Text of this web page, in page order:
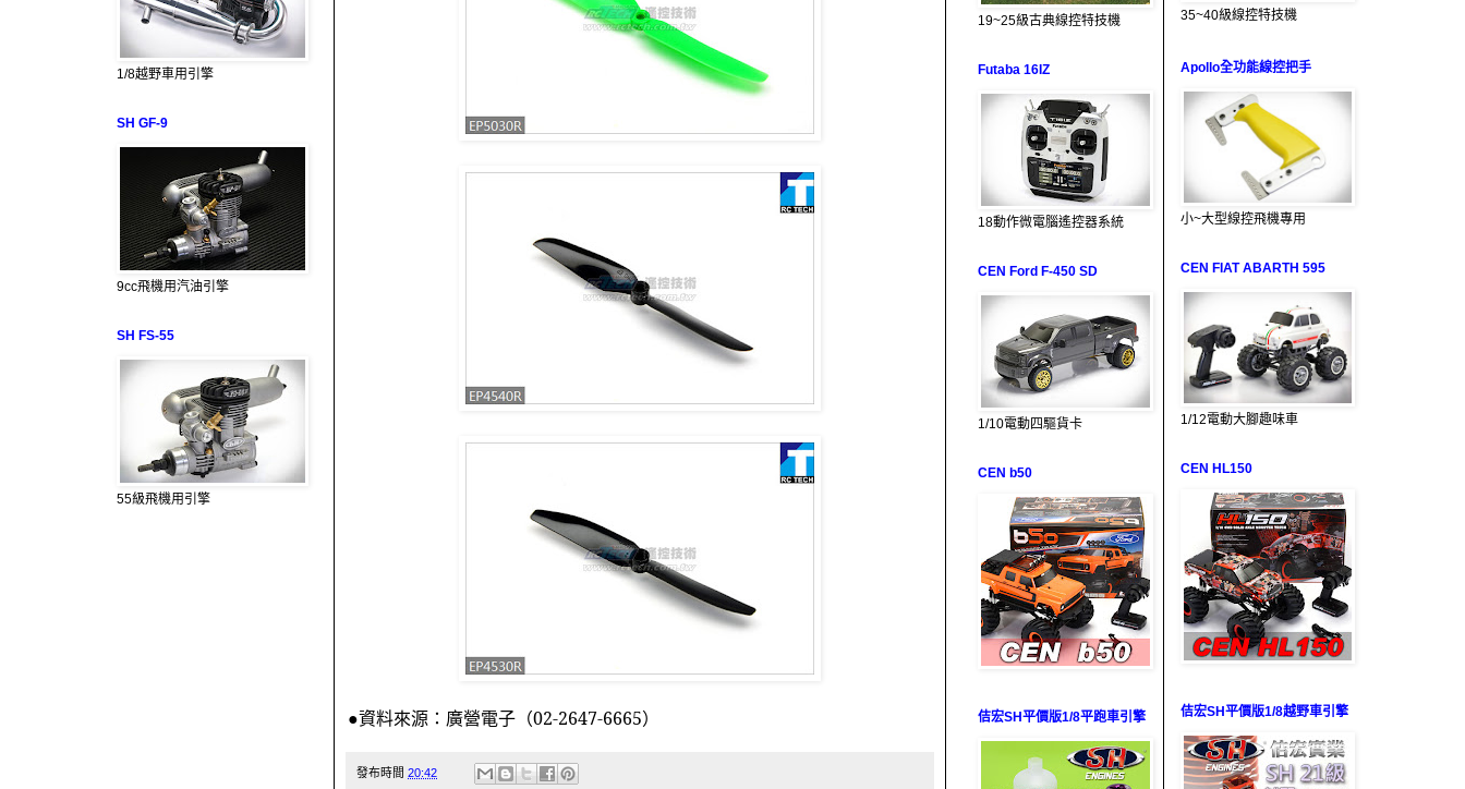
●資料來源：廣營電子（02-2647-6665）
發布時間 20:42
1/8越野車用引擎
SH GF-9
9cc飛機用汽油引擎
SH FS-55
55級飛機用引擎
19~25級古典線控特技機
Futaba 16IZ
18動作微電腦遙控器系統
CEN Ford F-450 SD
1/10電動四驅貨卡
CEN b50
佶宏SH平價版1/8平跑車引擎
35~40級線控特技機
Apollo全功能線控把手
小~大型線控飛機專用
CEN FIAT ABARTH 595
1/12電動大腳趣味車
CEN HL150
佶宏SH平價版1/8越野車引擎